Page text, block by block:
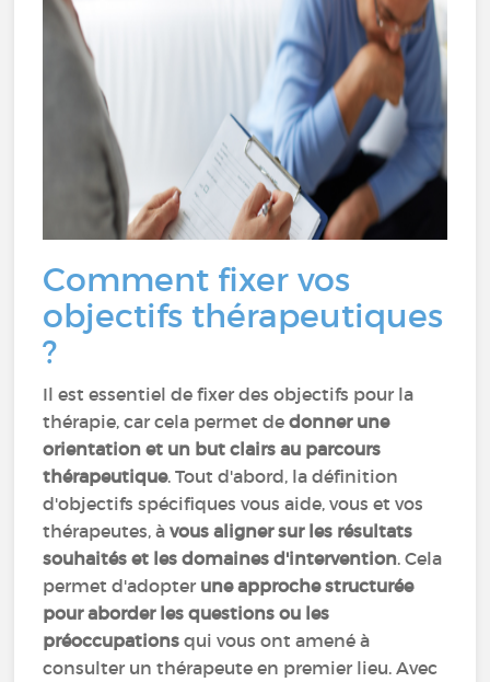
Comment fixer vos
objectifs thérapeutiques
?
Il est essentiel de fixer des objectifs pour la
thérapie, car cela permet de donner une
orientation et un but clairs au parcours
thérapeutique. Tout d'abord, la définition
d'objectifs spécifiques vous aide, vous et vos
thérapeutes, àvous aligner sur les résultats
souhaités et les domaines d'intervention. Cela
permet d'adopter une approche structurée
pour aborder les questions ou les
préoccupationsqui vous ont amené à
consulter un thérapeute en premier lieu. Avec